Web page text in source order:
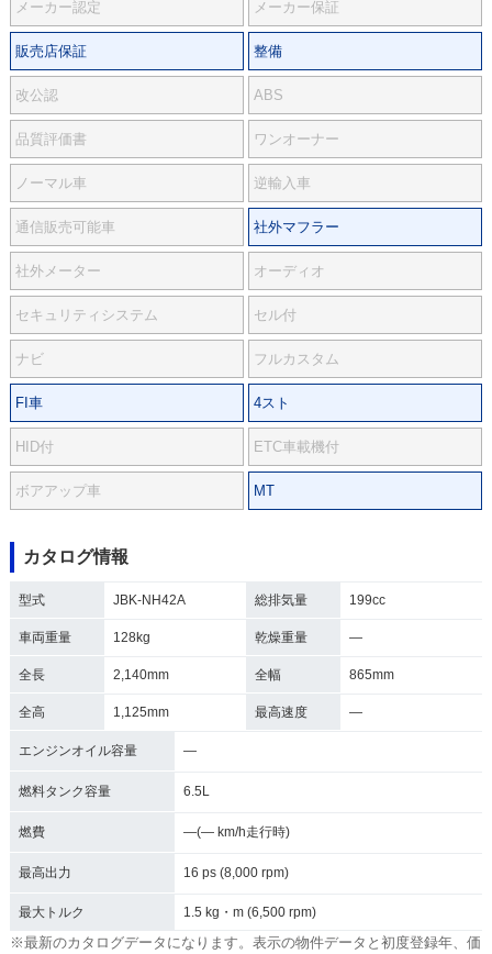
メーカー認定 メーカー保証
販売店保証 整備
改公認 ABS
品質評価書 ワンオーナー
ノーマル車 逆輸入車
通信販売可能車 社外マフラー
社外メーター オーディオ
セキュリティシステム セル付
ナビ フルカスタム
FI車 4スト
HID付 ETC車載機付
ボアアップ車 MT
カタログ情報
型式 JBK-NH42A 総排気量 199cc
車両重量 128kg 乾燥重量 ―
全長 2,140mm 全幅 865mm
全高 1,125mm 最高速度 ―
エンジンオイル容量 ―
燃料タンク容量 6.5L
燃費 ―(― km/h走行時)
最高出力 16 ps (8,000 rpm)
最大トルク 1.5 kg・m (6,500 rpm)
※最新のカタログデータになります。表示の物件データと初度登録年、価